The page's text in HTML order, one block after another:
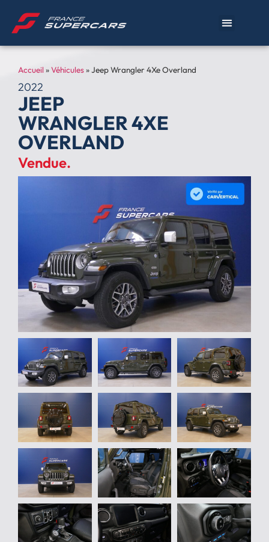
Accueil»Véhicules»Jeep Wrangler 4Xe Overland
2022
JEEP
WRANGLER 4XE
OVERLAND
Vendue.